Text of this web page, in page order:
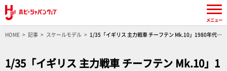
HOME 記事 スケールモデル
1/35「イギリス 主力戦車 チーフテン Mk.10」1980年代の
1/35「イギリス 主力戦車 チーフテン Mk.10」1
メニュー